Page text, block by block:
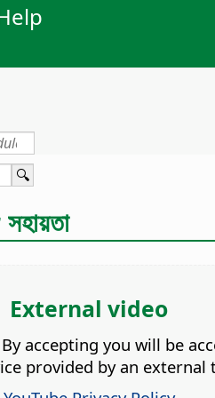
External video
accepting you will be
provided by an